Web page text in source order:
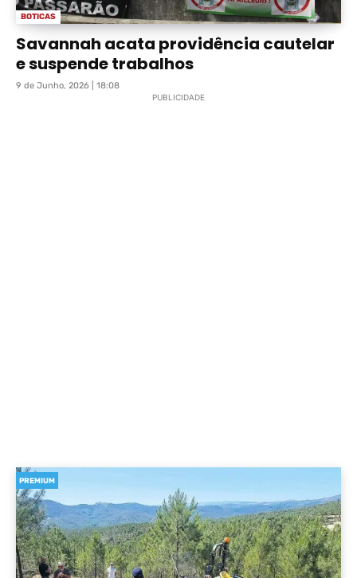
BOTICAS
Savannah acata providência cautelar
e suspende trabalhos
9 de Junho, 2026 | 18:08
PUBLICIDADE
PREMIUM